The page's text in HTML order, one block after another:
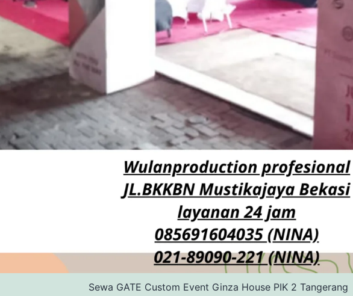
Sewa GATE Custom Event Ginza House PIK 2 Tangerang